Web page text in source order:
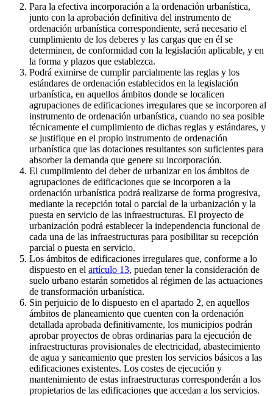
Para la efectiva incorporación a la ordenación urbanística,
junto con la aprobación definitiva del instrumento de
ordenación urbanística correspondiente, será necesario el
cumplimiento de los deberes y las cargas que en él se
determinen, de conformidad con la legislación aplicable, y en
la forma y plazos que establezca.
Podrá eximirse de cumplir parcialmente las reglas y los
estándares de ordenación establecidos en la legislación
urbanística, en aquellos ámbitos donde se localicen
agrupaciones de edificaciones irregulares que se incorporen al
instrumento de ordenación urbanística, cuando no sea posible
técnicamente el cumplimiento de dichas reglas y estándares, y
se justifique en el propio instrumento de ordenación
urbanística que las dotaciones resultantes son suficientes para
absorber la demanda que genere su incorporación.
El cumplimiento del deber de urbanizar en los ámbitos de
agrupaciones de edificaciones que se incorporen a la
ordenación urbanística podrá realizarse de forma progresiva,
mediante la recepción total o parcial de la urbanización y la
puesta en servicio de las infraestructuras. El proyecto de
urbanización podrá establecer la independencia funcional de
cada una de las infraestructuras para posibilitar su recepción
parcial o puesta en servicio.
Los ámbitos de edificaciones irregulares que, conforme a lo
dispuesto en el artículo 13, puedan tener la consideración de
suelo urbano estarán sometidos al régimen de las actuaciones
de transformación urbanística.
Sin perjuicio de lo dispuesto en el apartado 2, en aquellos
ámbitos de planeamiento que cuenten con la ordenación
detallada aprobada definitivamente, los municipios podrán
aprobar proyectos de obras ordinarias para la ejecución de
infraestructuras provisionales de electricidad, abastecimiento
de agua y saneamiento que presten los servicios básicos a las
edificaciones existentes. Los costes de ejecución y
mantenimiento de estas infraestructuras corresponderán a los
propietarios de las edificaciones que accedan a los servicios.